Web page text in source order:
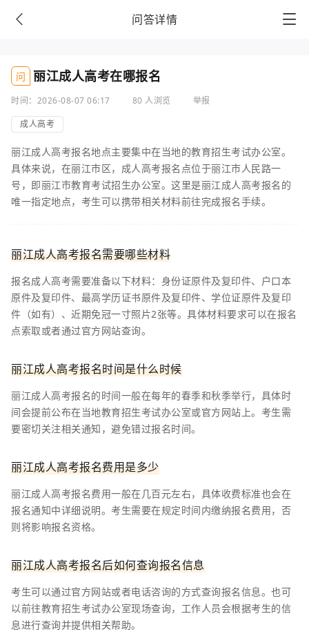
问答详情
问 丽江成人高考在哪报名
时间：2026-08-07 06:17 80 人浏览
举报
成人高考
丽江成人高考报名地点主要集中在当地的教育招生考试办公室。
具体来说，在丽江市区，成人高考报名点位于丽江市人民路一
号，即丽江市教育考试招生办公室。这里是丽江成人高考报名的
唯一指定地点，考生可以携带相关材料前往完成报名手续。
丽江成人高考报名需要哪些材料
报名成人高考需要准备以下材料：身份证原件及复印件、户口本
原件及复印件、最高学历证书原件及复印件、学位证原件及复印
件（如有）、近期免冠一寸照片2张等。具体材料要求可以在报名
点索取或者通过官方网站查询。
丽江成人高考报名时间是什么时候
丽江成人高考报名的时间一般在每年的春季和秋季举行，具体时
间会提前公布在当地教育招生考试办公室或官方网站上。考生需
要密切关注相关通知，避免错过报名时间。
丽江成人高考报名费用是多少
丽江成人高考报名费用一般在几百元左右，具体收费标准也会在
报名通知中详细说明。考生需要在规定时间内缴纳报名费用，否
则将影响报名资格。
丽江成人高考报名后如何查询报名信息
考生可以通过官方网站或者电话咨询的方式查询报名信息。也可
以前往教育招生考试办公室现场查询，工作人员会根据考生的信
息进行查询并提供相关帮助。